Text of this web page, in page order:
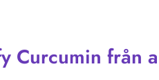
Curcumin från